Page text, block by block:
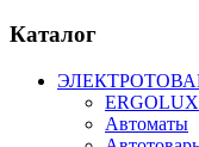
Каталог
ERGOLUX
Автоматы